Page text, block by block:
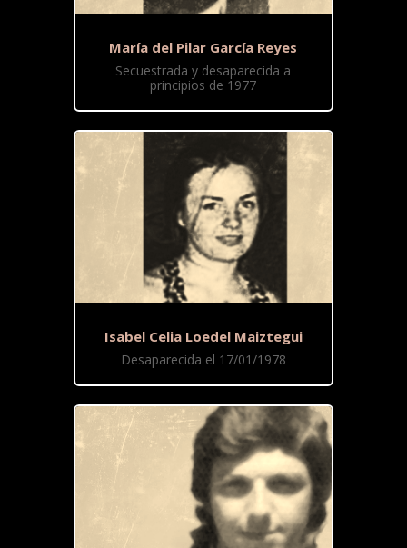
María del Pilar García Reyes
Secuestrada y desaparecida a
principios de 1977
Isabel Celia Loedel Maiztegui
Desaparecida el 17/01/1978